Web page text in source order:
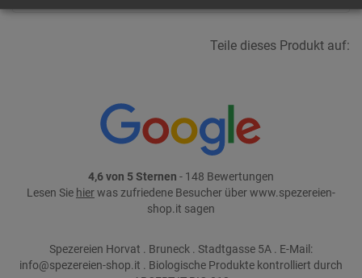
Teile dieses Produkt auf:
4,6 von 5 Sternen - 148 Bewertungen
Lesen Sie hierwas zufriedene Besucher über www.spezereien-
shop.it sagen
Spezereien Horvat . Bruneck . Stadtgasse 5A . E-Mail:
info@spezereien-shop.it . Biologische Produkte kontrolliert durch